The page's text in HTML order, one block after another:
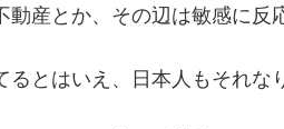
産とか、その辺は敏感に反
るとはいえ、日本人もそれな